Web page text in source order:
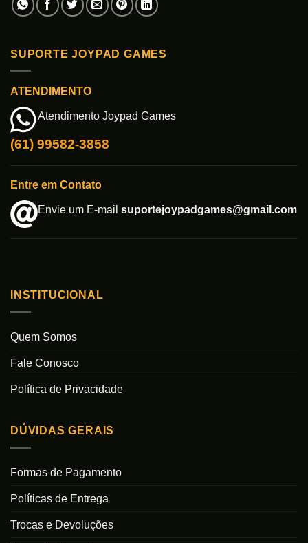
SUPORTE JOYPAD GAMES
ATENDIMENTO
Atendimento Joypad Games
(61) 99582-3858
Entre em Contato
Envie um E-mail suportejoypadgames@gmail.com
INSTITUCIONAL
Quem Somos
Fale Conosco
Política de Privacidade
DÚVIDAS GERAIS
Formas de Pagamento
Políticas de Entrega
Trocas e Devoluções